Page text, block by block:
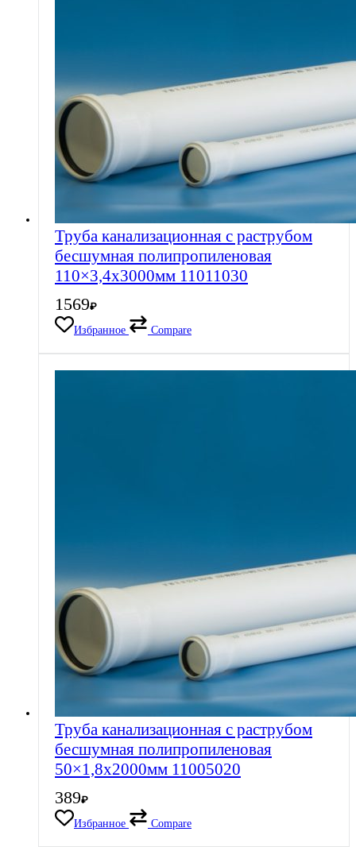
Труба канализационная с раструбом
бесшумная полипропиленовая
110×3,4х3000мм 11011030
1569₽
Избранное
Compare
Труба канализационная с раструбом
бесшумная полипропиленовая
50×1,8х2000мм 11005020
389₽
Избранное
Compare